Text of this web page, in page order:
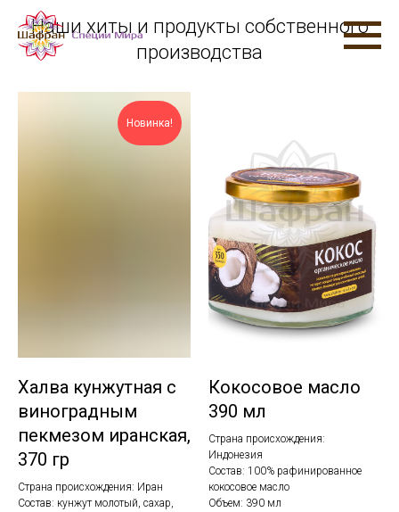
Наши хиты и продукты собственного
производства
Новинка!
Халва кунжутная c
виноградным
пекмезом иранская,
370 гр
Страна происхождения: Иран
Состав: кунжут молотый, сахар,
Кокосовое масло
390 мл
Страна происхождения:
Индонезия
Состав: 100% рафинированное
кокосовое масло
Объем: 390 мл